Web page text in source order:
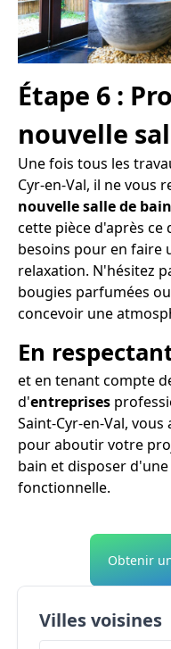
Étape 6 :
nouvelle
Une fois tous les
Cyr-en-Val, il ne vous
nouvelle salle de bain
cette pièce d'après ce
besoins pour en faire
relaxation. N'hésitez
bougies parfumées
concevoir une
En
et en tenant compte
d'entreprises
Saint-Cyr-en-Val,
pour aboutir votre
bain et disposer
fonctionnelle.
Obtenir
Villes voisines